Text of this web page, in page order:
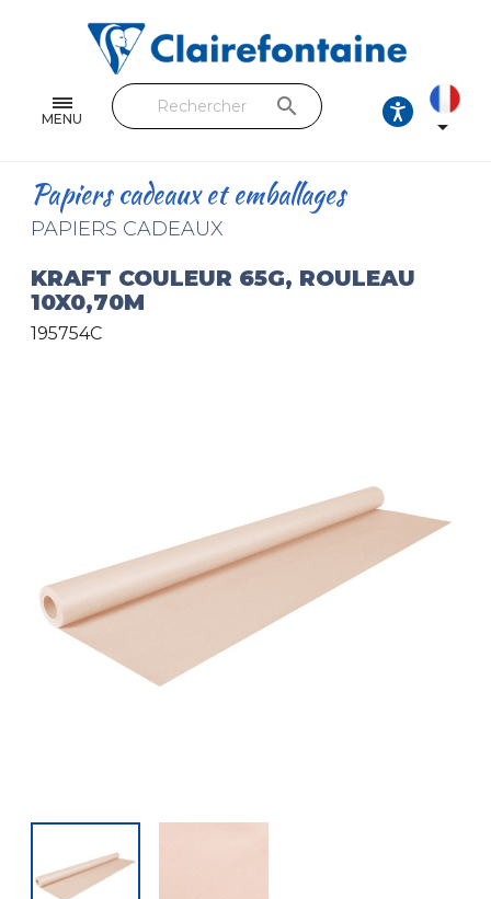
MENU
Feuilles & Copies
Beaux-arts & Dessin
Loisirs créatifs
Cuir & trousses
search

Papiers cadeaux et emballages
PAPIERS CADEAUX
KRAFT COULEUR 65G, ROULEAU
10X0,70M
195754C